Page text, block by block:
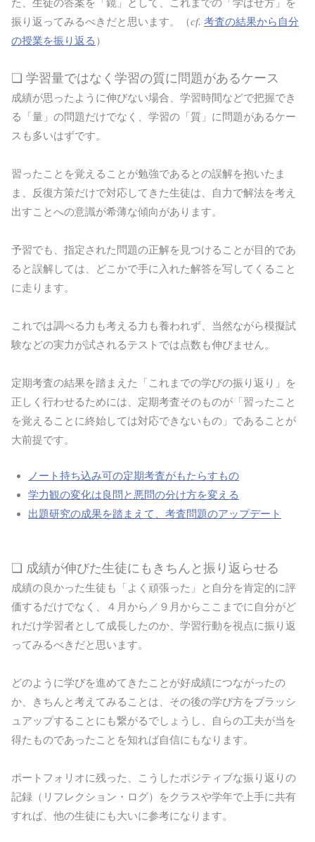
た、生徒の答案を「鏡」として、これまでの「学ばせ方」を
振り返ってみるべきだと思います。（cf. 考査の結果から自分
の授業を振り返る ）
❏ 学習量ではなく学習の質に問題があるケース
成績が思ったように伸びない場合、学習時間などで把握でき
る「量」の問題だけでなく、学習の「質」に問題があるケー
スも多いはずです。
習ったことを覚えることが勉強であるとの誤解を抱いたま
ま、反復方策だけで対応してきた生徒は、自力で解法を考え
出すことへの意識が希薄な傾向があります。
予習でも、指定された問題の正解を見つけることが目的であ
ると誤解しては、どこかで手に入れた解答を写してくること
に走ります。
これでは調べる力も考える力も養われず、当然ながら模擬試
験などの実力が試されるテストでは点数も伸びません。
定期考査の結果を踏まえた「これまでの学びの振り返り」を
正しく行わせるためには、定期考査そのものが「習ったこと
を覚えることに終始しては対応できないもの」であることが
大前提です。
ノート持ち込み可の定期考査がもたらすもの
学力観の変化は良問と悪問の分け方を変える
出題研究の成果を踏まえて、考査問題のアップデート
❏ 成績が伸びた生徒にもきちんと振り返らせる
成績の良かった生徒も「よく頑張った」と自分を肯定的に評
価するだけでなく、４月から／９月からここまでに自分がど
れだけ学習者として成長したのか、学習行動を視点に振り返
ってみるべきだと思います。
どのように学びを進めてきたことが好成績につながったの
か、きちんと考えてみることは、その後の学び方をブラッシ
ュアップすることにも繋がるでしょうし、自らの工夫が当を
得たものであったことを知れば自信にもなります。
ポートフォリオに残った、こうしたポジティブな振り返りの
記録（リフレクション・ログ）をクラスや学年で上手に共有
すれば、他の生徒にも大いに参考になります。